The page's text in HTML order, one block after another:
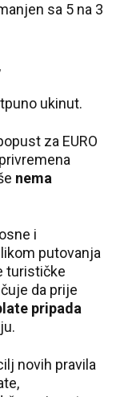
sa 5 na 3
ukinut.
za EURO
nema
i
putovanja
turističke
da prije
pripada
novih pravila